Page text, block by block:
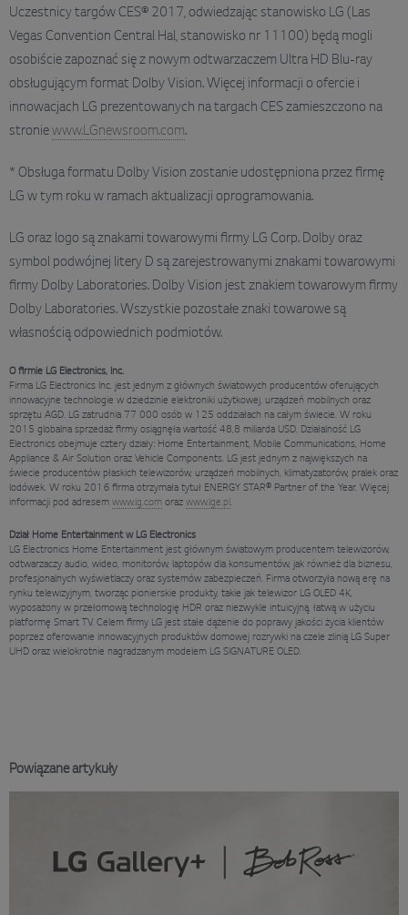
Uczestnicy targów CES® 2017, odwiedzając stanowisko LG (Las
Vegas Convention Central Hal, stanowisko nr 11100) będą mogli
osobiście zapoznać się z nowym odtwarzaczem Ultra HD Blu-ray
obsługującym format Dolby Vision. Więcej informacji o ofercie i
innowacjach LG prezentowanych na targach CES zamieszczono na
stroniewww.LGnewsroom.com.
* Obsługa formatu Dolby Vision zostanie udostępniona przez firmę
LG w tym roku w ramach aktualizacji oprogramowania.
LG oraz logo są znakami towarowymi firmy LG Corp. Dolby oraz
symbol podwójnej litery D są zarejestrowanymi znakami towarowymi
firmy Dolby Laboratories. Dolby Vision jest znakiem towarowym firmy
Dolby Laboratories. Wszystkie pozostałe znaki towarowe są
własnością odpowiednich podmiotów.
O firmie LG Electronics, Inc.
Firma LG Electronics Inc. jest jednym z głównych światowych producentów oferujących
innowacyjne technologie w dziedzinie elektroniki użytkowej, urządzeń mobilnych oraz
sprzętu AGD. LG zatrudnia 77 000 osób w 125 oddziałach na całym świecie. W roku
2015 globalna sprzedaż firmy osiągnęła wartość 48,8 miliarda USD. Działalność LG
Electronics obejmuje cztery działy: Home Entertainment, Mobile Communications, Home
Appliance & Air Solution oraz Vehicle Components. LG jest jednym z największych na
świecie producentów płaskich telewizorów, urządzeń mobilnych, klimatyzatorów, pralek oraz
lodówek. W roku 2016 firma otrzymała tytuł ENERGY STAR® Partner of the Year. Więcej
informacji pod adresem www.lg.com oraz www.lge.pl.
Dział Home Entertainment w LG Electronics
LG Electronics Home Entertainment jest głównym światowym producentem telewizorów,
odtwarzaczy audio, wideo, monitorów, laptopów dla konsumentów, jak również dla biznesu,
profesjonalnych wyświetlaczy oraz systemów zabezpieczeń. Firma otworzyła nową erę na
rynku telewizyjnym, tworząc pionierskie produkty, takie jak telewizor LG OLED 4K,
wyposażony w przełomową technologię HDR oraz niezwykle intuicyjną, łatwą w użyciu
platformę Smart TV. Celem firmy LG jest stałe dążenie do poprawy jakości życia klientów
poprzez oferowanie innowacyjnych produktów domowej rozrywki na czele zlinią LG Super
UHD oraz wielokrotnie nagradzanym modelem LG SIGNATURE OLED.
Powiązane artykuły